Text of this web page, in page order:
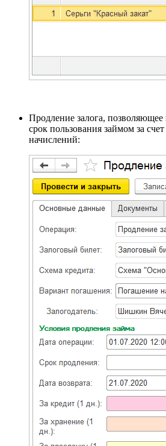
Продление залога,
срок пользования займом за
начислений: